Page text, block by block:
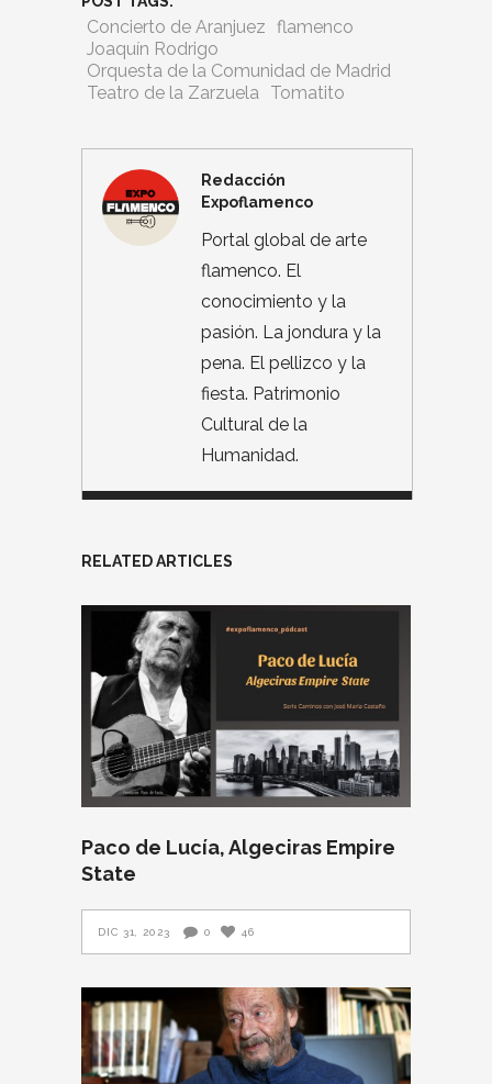
Concierto de Aranjuez flamenco
Joaquín Rodrigo
Orquesta de la Comunidad de Madrid
Teatro de la Zarzuela
Tomatito
Redacción
Expoflamenco
Portal global de arte
flamenco. El
conocimiento y la
pasión. La jondura y la
pena. El pellizco y la
fiesta. Patrimonio
Cultural de la
Humanidad.
RELATED ARTICLES
Paco de Lucía, Algeciras Empire
State
DIC 31, 2023 0 46